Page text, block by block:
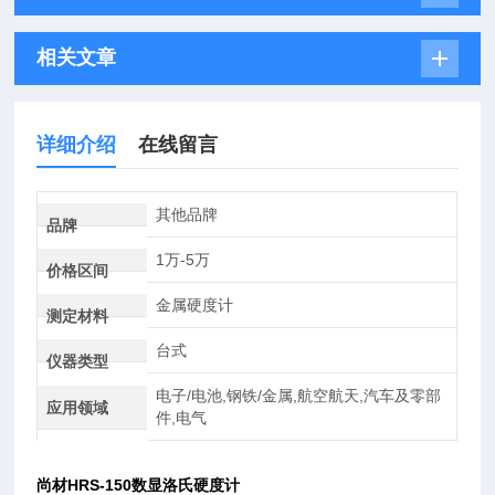
相关文章
详细介绍 在线留言
品牌
其他品牌
价格区间
1万-5万
测定材料
金属硬度计
仪器类型
台式
应用领域
电子/电池,钢铁/金属,航空航天,汽车及零部
件,电气
尚材HRS-150数显洛氏硬度计